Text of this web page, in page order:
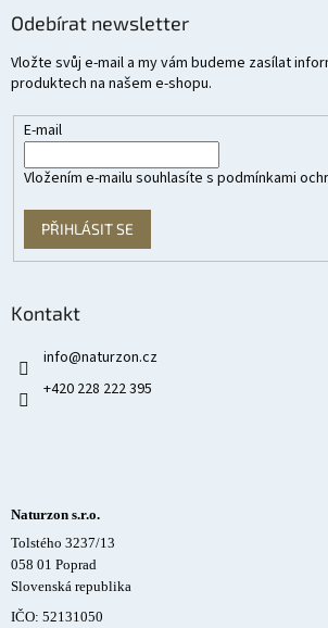
Odebírat newsletter
Vložte svůj e-mail a my vám budeme zasílat
produktech na našem e-shopu.
E-mail
Vložením e-mailu souhlasíte s podmínkami
PŘIHLÁSIT SE
Kontakt
info@naturzon.cz
+420 228 222 395
Naturzon s.r.o.
Tolstého 3237/13
058 01 Poprad
Slovenská republika
IČO: 52131050